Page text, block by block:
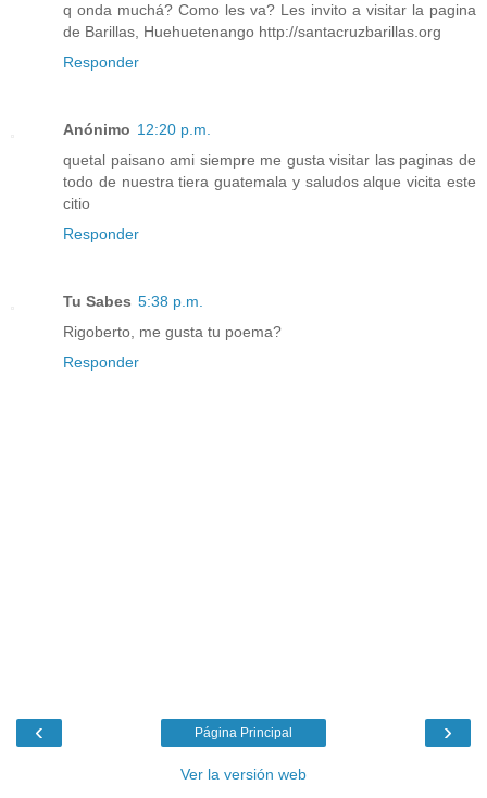
q onda muchá? Como les va? Les invito a visitar la pagina
de Barillas, Huehuetenango http://santacruzbarillas.org
Responder
Anónimo 12:20 p.m.
quetal paisano ami siempre me gusta visitar las paginas de
todo de nuestra tiera guatemala y saludos alque vicita este
citio
Responder
Tu Sabes 5:38 p.m.
Rigoberto, me gusta tu poema?
Responder
‹ ›
Página Principal
Ver la versión web